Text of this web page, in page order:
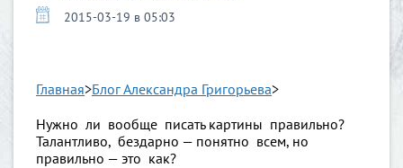
2015-03-19 в 05:03
Главная>Блог Александра Григорьева>
Нужно ли вообще писать картины правильно?
Талантливо, бездарно — понятно всем, но
правильно — это как?